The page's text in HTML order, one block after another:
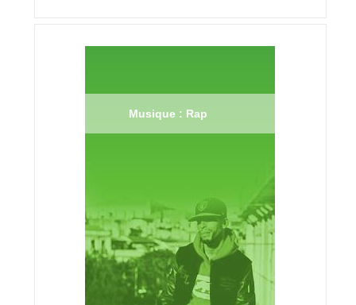
Musique : Rap